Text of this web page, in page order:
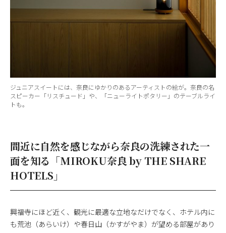
ジュニアスイートには、奈良にゆかりのあるアーティストの絵が。奈良の名
スピーカー「リスチュード」や、「ニューライトポタリー」のテーブルライ
トも。
間近に自然を感じながら奈良の洗練された一
面を知る「MIROKU奈良 by THE SHARE
HOTELS」
興福寺にほど近く、観光に最適な立地なだけでなく、ホテル内に
も荒池（あらいけ）や春日山（かすがやま）が望める部屋があり